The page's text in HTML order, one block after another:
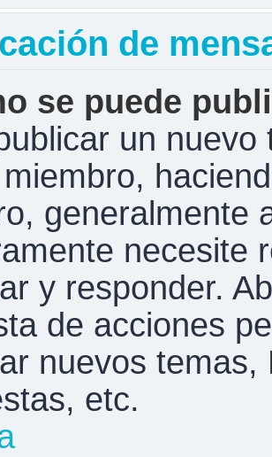
de
se puede
un
generalmente
necesite
y responder.
de acciones
nuevos
etc.